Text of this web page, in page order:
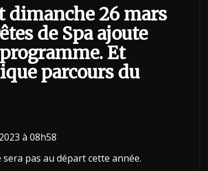
dimanche 26 mars
de Spa ajoute
Et
parcours du
à 08h58